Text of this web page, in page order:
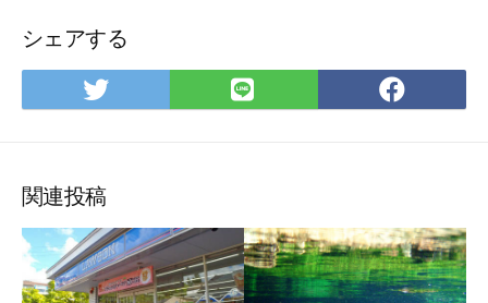
シェアする
Twitter
で
LINE
で
で
関連投稿